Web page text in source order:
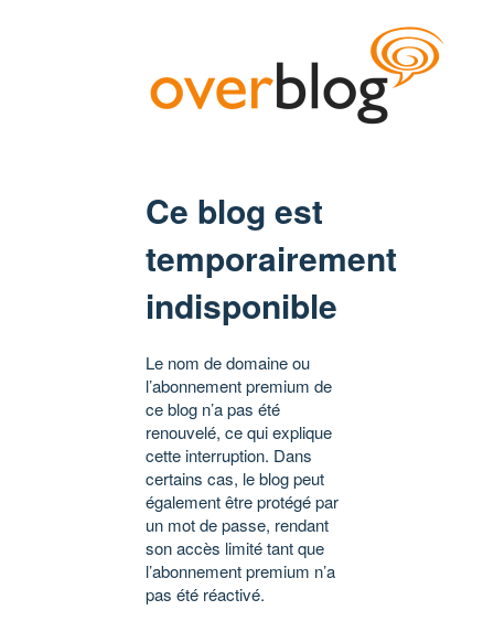
Ce blog est
temporairement
indisponible
Le nom de domaine ou
l’abonnement premium de
ce blog n’a pas été
renouvelé, ce qui explique
cette interruption. Dans
certains cas, le blog peut
également être protégé par
un mot de passe, rendant
son accès limité tant que
l’abonnement premium n’a
pas été réactivé.